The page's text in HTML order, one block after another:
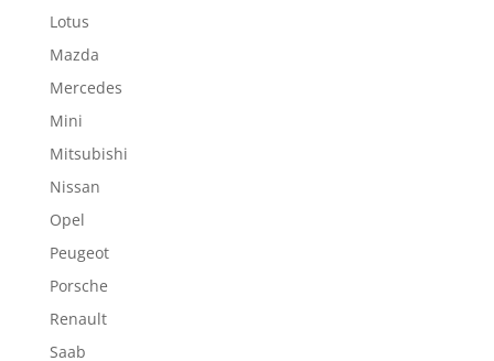
Lotus
Mazda
Mercedes
Mini
Mitsubishi
Nissan
Opel
Peugeot
Porsche
Renault
Saab